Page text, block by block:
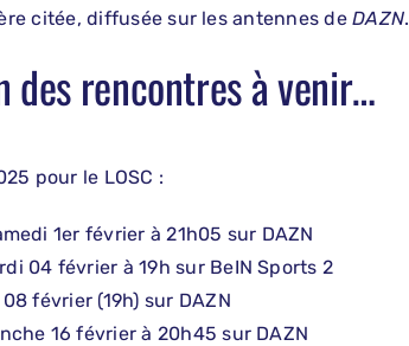
citée, diffusée sur les antennes deDAZN.
des rencontres à venir…
pour le LOSC :
1er février à 21h05 sur DAZN
04 février à 19h sur BeIN Sports 2
février (19h) sur DAZN
16 février à 20h45 sur DAZN